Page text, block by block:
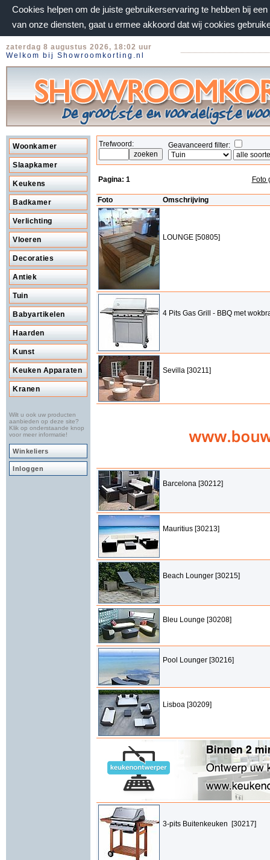
Cookies helpen om de juiste gebruikerservaring te hebben bij
van onze diensten, gaat u ermee akkoord dat wij cookies
zaterdag 8 augustus 2026, 18:02 uur
Welkom bij Showroomkorting.nl
Woonkamer
Slaapkamer
Keukens
Badkamer
Verlichting
Vloeren
Decoraties
Antiek
Tuin
Babyartikelen
Haarden
Kunst
Keuken Apparaten
Kranen
Wilt u ook uw producten
aanbieden op deze site?
Klik op onderstaande knop
voor meer informatie!
Winkeliers
Inloggen
Trefwoord: Geavanceerd filter:
Pagina: 1 Foto
Foto Omschrijving
LOUNGE [50805]
4 Pits Gas Grill - BBQ met
Sevilla [30211]
Barcelona [30212]
Mauritius [30213]
Beach Lounger [30215]
Bleu Lounge [30208]
Pool Lounger [30216]
Lisboa [30209]
3-pits Buitenkeuken [30217]